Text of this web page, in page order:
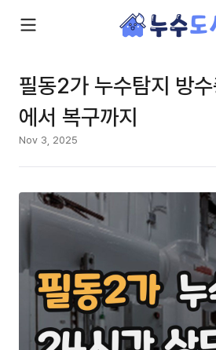
필동2가 누수탐지 방
에서 복구까지
Nov 3, 2025